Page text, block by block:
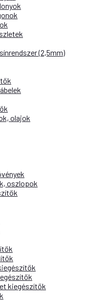
(2,5mm)
olajok
oszlopok
kiegészítők